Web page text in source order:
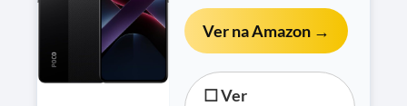
Ver na Amazon →
☐ Ver